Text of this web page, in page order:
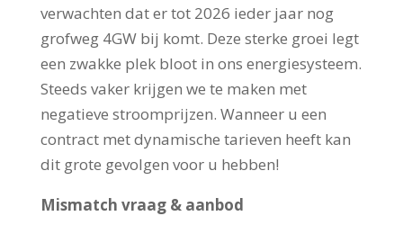
verwachten dat er tot 2026 ieder jaar nog
grofweg 4GW bij komt. Deze sterke groei legt
een zwakke plek bloot in ons energiesysteem.
Steeds vaker krijgen we te maken met
negatieve stroomprijzen. Wanneer u een
contract met dynamische tarieven heeft kan
dit grote gevolgen voor u hebben!
Mismatch vraag & aanbod